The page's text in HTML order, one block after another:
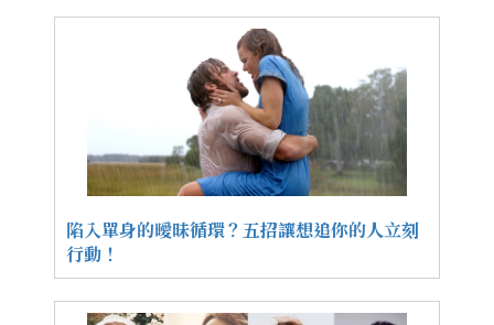
陷入單身的曖昧循環？五招讓想追你的人立刻
行動！